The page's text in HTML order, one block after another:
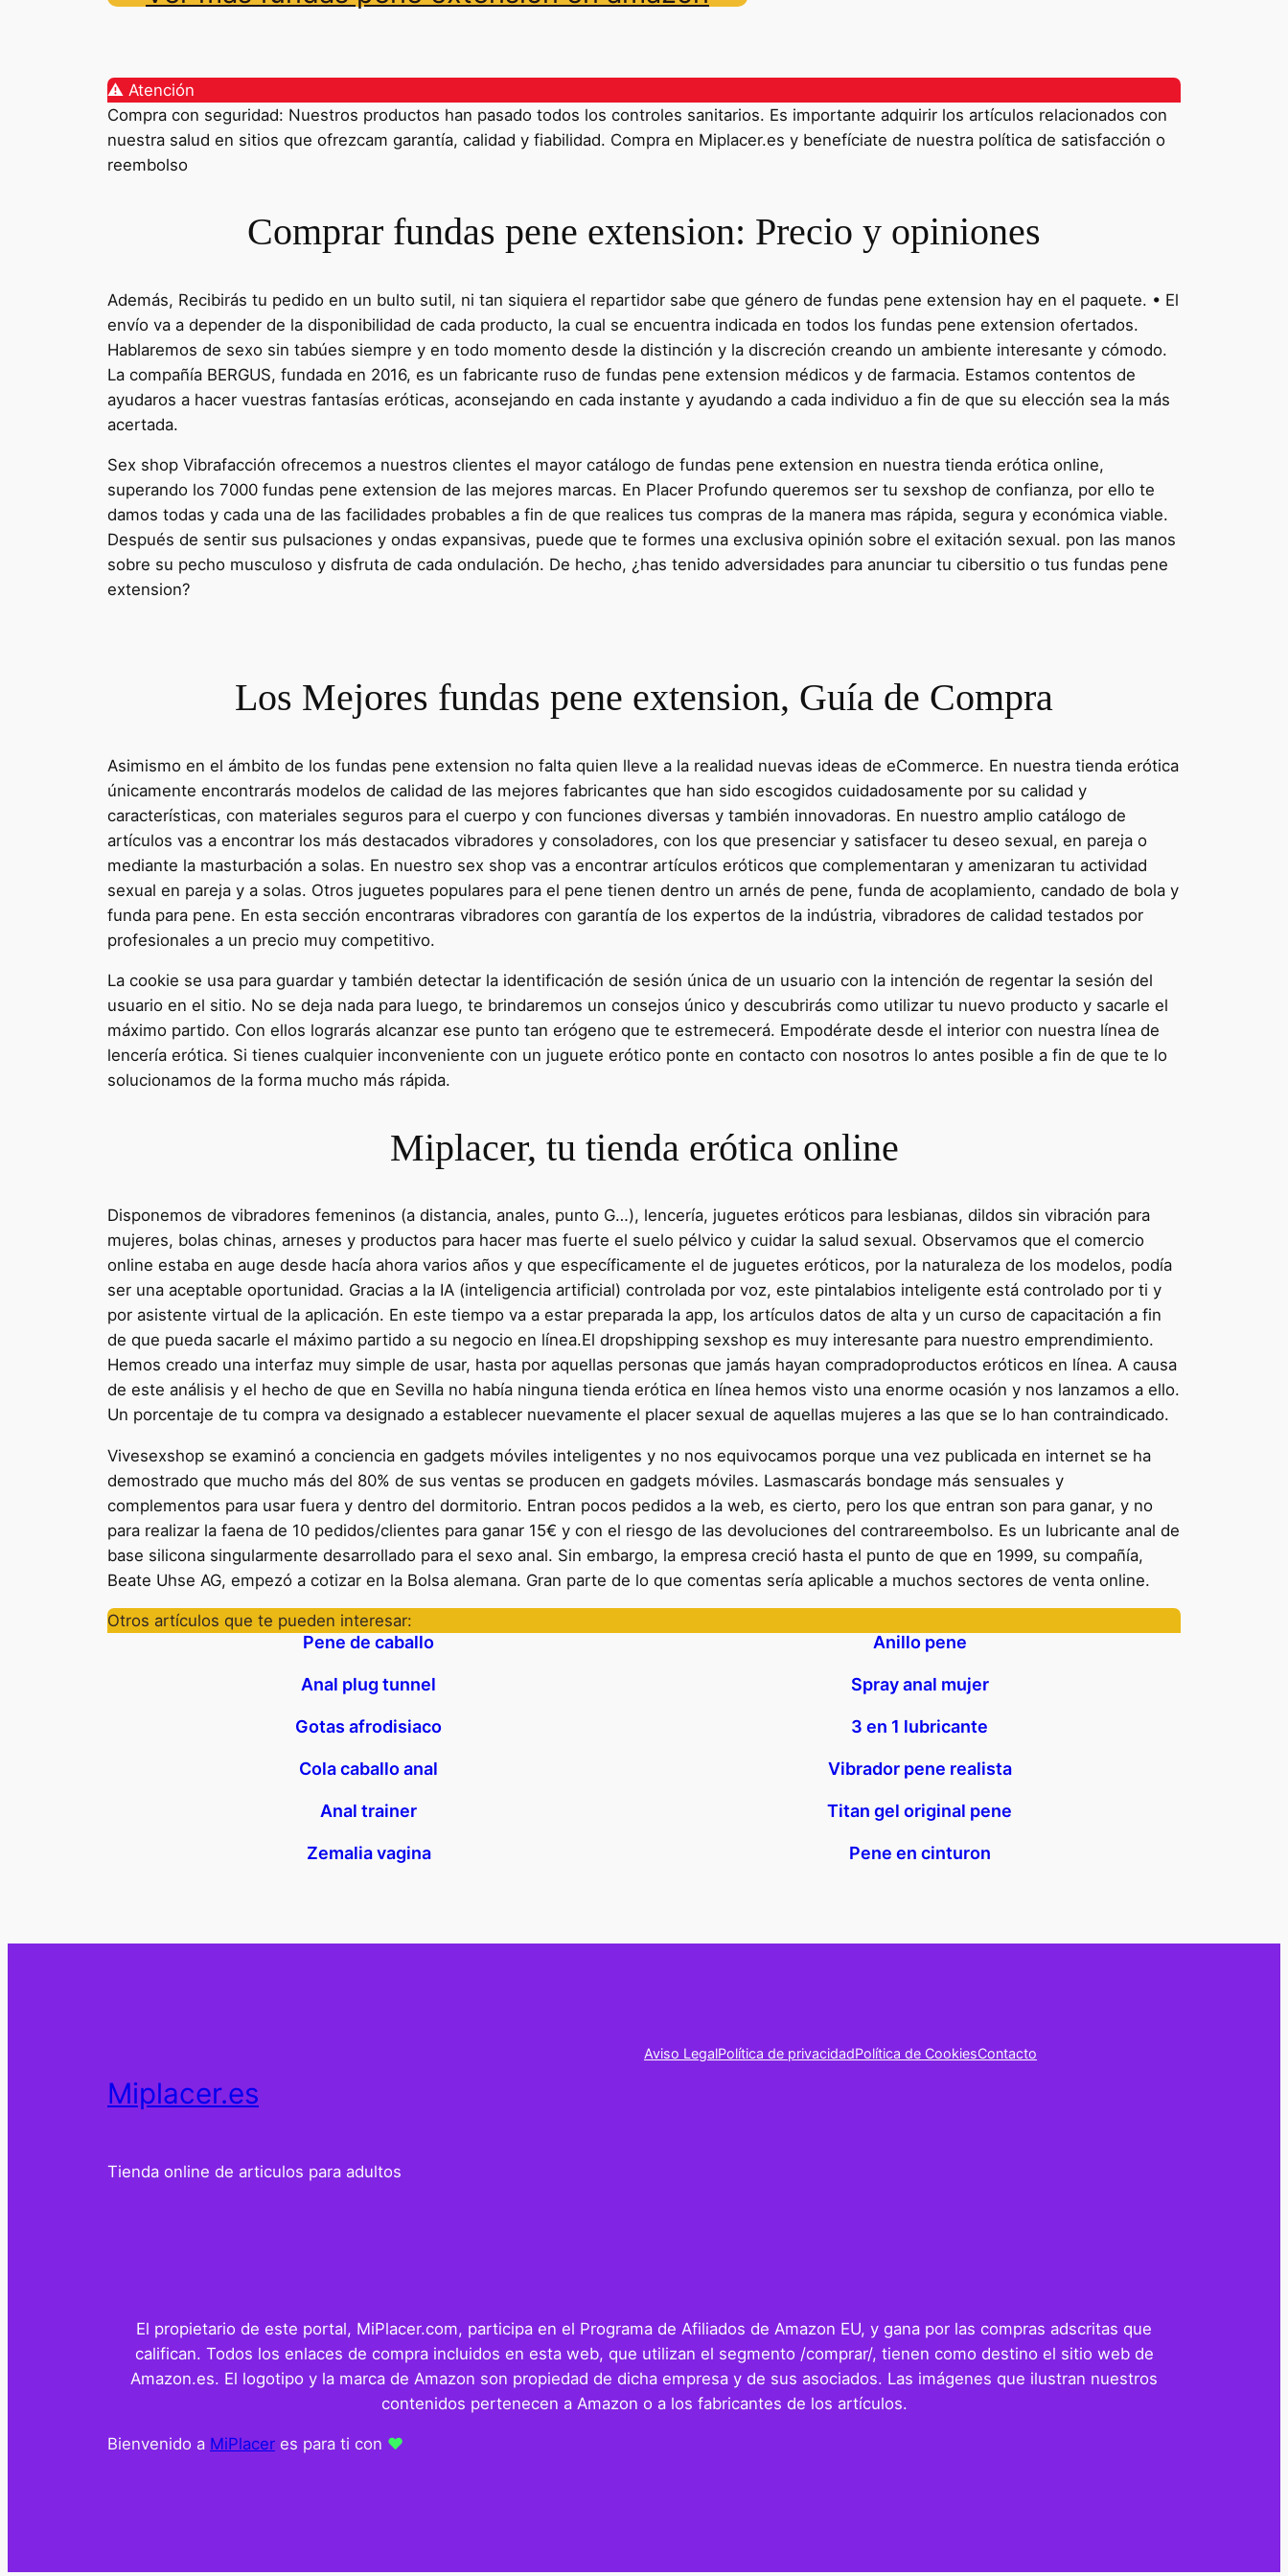
⚠️ Atención
Compra con seguridad: Nuestros productos han pasado todos los controles sanitarios. Es importante adquirir los artículos relacionados con
nuestra salud en sitios que ofrezcam garantía, calidad y fiabilidad. Compra en Miplacer.es y benefíciate de nuestra política de satisfacción o
reembolso
Comprar fundas pene extension: Precio y opiniones
Además, Recibirás tu pedido en un bulto sutil, ni tan siquiera el repartidor sabe que género de fundas pene extension hay en el paquete. • El
envío va a depender de la disponibilidad de cada producto, la cual se encuentra indicada en todos los fundas pene extension ofertados.
Hablaremos de sexo sin tabúes siempre y en todo momento desde la distinción y la discreción creando un ambiente interesante y cómodo.
La compañía BERGUS, fundada en 2016, es un fabricante ruso de fundas pene extension médicos y de farmacia. Estamos contentos de
ayudaros a hacer vuestras fantasías eróticas, aconsejando en cada instante y ayudando a cada individuo a fin de que su elección sea la más
acertada.
Sex shop Vibrafacción ofrecemos a nuestros clientes el mayor catálogo de fundas pene extension en nuestra tienda erótica online,
superando los 7000 fundas pene extension de las mejores marcas. En Placer Profundo queremos ser tu sexshop de confianza, por ello te
damos todas y cada una de las facilidades probables a fin de que realices tus compras de la manera mas rápida, segura y económica viable.
Después de sentir sus pulsaciones y ondas expansivas, puede que te formes una exclusiva opinión sobre el exitación sexual. pon las manos
sobre su pecho musculoso y disfruta de cada ondulación. De hecho, ¿has tenido adversidades para anunciar tu cibersitio o tus fundas pene
extension?
Los Mejores fundas pene extension, Guía de Compra
Asimismo en el ámbito de los fundas pene extension no falta quien lleve a la realidad nuevas ideas de eCommerce. En nuestra tienda erótica
únicamente encontrarás modelos de calidad de las mejores fabricantes que han sido escogidos cuidadosamente por su calidad y
características, con materiales seguros para el cuerpo y con funciones diversas y también innovadoras. En nuestro amplio catálogo de
artículos vas a encontrar los más destacados vibradores y consoladores, con los que presenciar y satisfacer tu deseo sexual, en pareja o
mediante la masturbación a solas. En nuestro sex shop vas a encontrar artículos eróticos que complementaran y amenizaran tu actividad
sexual en pareja y a solas. Otros juguetes populares para el pene tienen dentro un arnés de pene, funda de acoplamiento, candado de bola y
funda para pene. En esta sección encontraras vibradores con garantía de los expertos de la indústria, vibradores de calidad testados por
profesionales a un precio muy competitivo.
La cookie se usa para guardar y también detectar la identificación de sesión única de un usuario con la intención de regentar la sesión del
usuario en el sitio. No se deja nada para luego, te brindaremos un consejos único y descubrirás como utilizar tu nuevo producto y sacarle el
máximo partido. Con ellos lograrás alcanzar ese punto tan erógeno que te estremecerá. Empodérate desde el interior con nuestra línea de
lencería erótica. Si tienes cualquier inconveniente con un juguete erótico ponte en contacto con nosotros lo antes posible a fin de que te lo
solucionamos de la forma mucho más rápida.
Miplacer, tu tienda erótica online
Disponemos de vibradores femeninos (a distancia, anales, punto G…), lencería, juguetes eróticos para lesbianas, dildos sin vibración para
mujeres, bolas chinas, arneses y productos para hacer mas fuerte el suelo pélvico y cuidar la salud sexual. Observamos que el comercio
online estaba en auge desde hacía ahora varios años y que específicamente el de juguetes eróticos, por la naturaleza de los modelos, podía
ser una aceptable oportunidad. Gracias a la IA (inteligencia artificial) controlada por voz, este pintalabios inteligente está controlado por ti y
por asistente virtual de la aplicación. En este tiempo va a estar preparada la app, los artículos datos de alta y un curso de capacitación a fin
de que pueda sacarle el máximo partido a su negocio en línea.El dropshipping sexshop es muy interesante para nuestro emprendimiento.
Hemos creado una interfaz muy simple de usar, hasta por aquellas personas que jamás hayan compradoproductos eróticos en línea. A causa
de este análisis y el hecho de que en Sevilla no había ninguna tienda erótica en línea hemos visto una enorme ocasión y nos lanzamos a ello.
Un porcentaje de tu compra va designado a establecer nuevamente el placer sexual de aquellas mujeres a las que se lo han contraindicado.
Vivesexshop se examinó a conciencia en gadgets móviles inteligentes y no nos equivocamos porque una vez publicada en internet se ha
demostrado que mucho más del 80% de sus ventas se producen en gadgets móviles. Lasmascarás bondage más sensuales y
complementos para usar fuera y dentro del dormitorio. Entran pocos pedidos a la web, es cierto, pero los que entran son para ganar, y no
para realizar la faena de 10 pedidos/clientes para ganar 15€ y con el riesgo de las devoluciones del contrareembolso. Es un lubricante anal de
base silicona singularmente desarrollado para el sexo anal. Sin embargo, la empresa creció hasta el punto de que en 1999, su compañía,
Beate Uhse AG, empezó a cotizar en la Bolsa alemana. Gran parte de lo que comentas sería aplicable a muchos sectores de venta online.
Otros artículos que te pueden interesar:
Pene de caballo Anillo pene
Anal plug tunnel Spray anal mujer
Gotas afrodisiaco 3 en 1 lubricante
Cola caballo anal Vibrador pene realista
Anal trainer Titan gel original pene
Zemalia vagina Pene en cinturon
Miplacer.es
Tienda online de articulos para adultos
Aviso LegalPolítica de privacidadPolítica de CookiesContacto
El propietario de este portal, MiPlacer.com, participa en el Programa de Afiliados de Amazon EU, y gana por las compras adscritas que
califican. Todos los enlaces de compra incluidos en esta web, que utilizan el segmento /comprar/, tienen como destino el sitio web de
Amazon.es. El logotipo y la marca de Amazon son propiedad de dicha empresa y de sus asociados. Las imágenes que ilustran nuestros
contenidos pertenecen a Amazon o a los fabricantes de los artículos.
Bienvenido a MiPlacer es para ti con ❤